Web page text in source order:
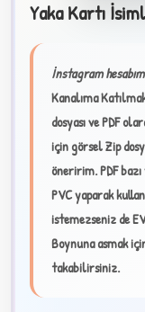
Yaka Kartı
İnstagram
Kanalıma
dosyası ve PDF
için görsel Zip
öneririm. PDF
PVC yaparak
istemezseniz de
Boynuna asmak
takabilirsiniz.
★